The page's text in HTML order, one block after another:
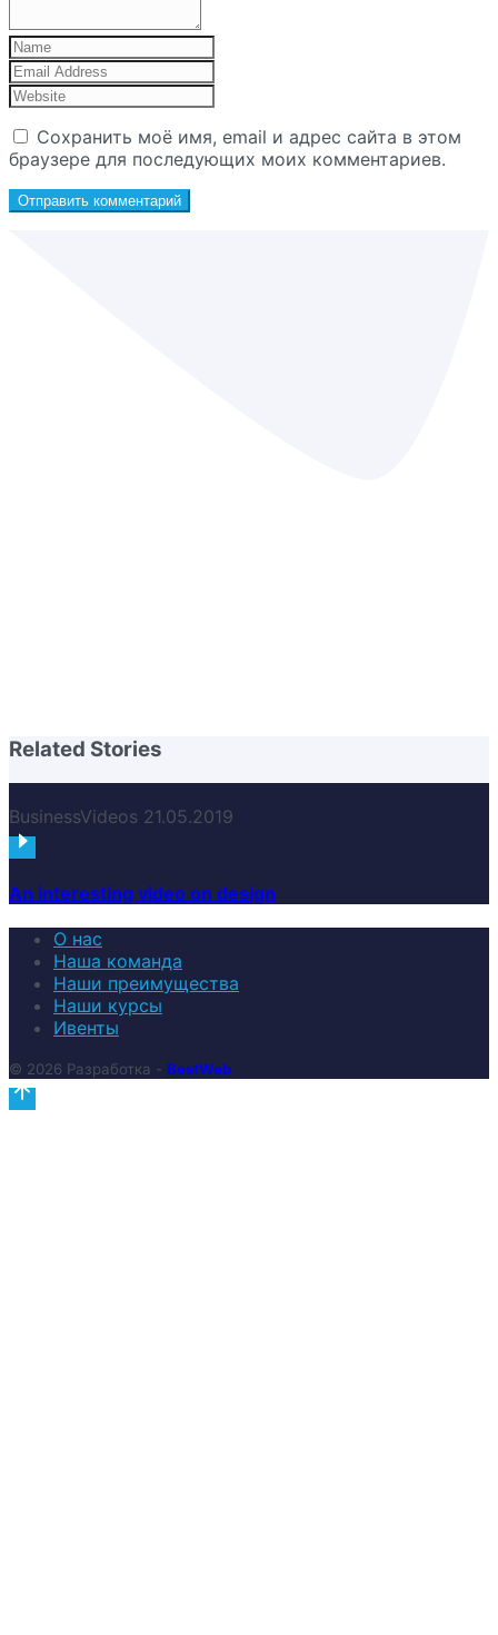
Сохранить моё имя, email и адрес сайта в этом
браузере для последующих моих комментариев.
Related Stories
BusinessVideos 21.05.2019
An interesting video on design
О нас
Наша команда
Наши преимущества
Наши курсы
Ивенты
© 2026 Разработка - BestWeb